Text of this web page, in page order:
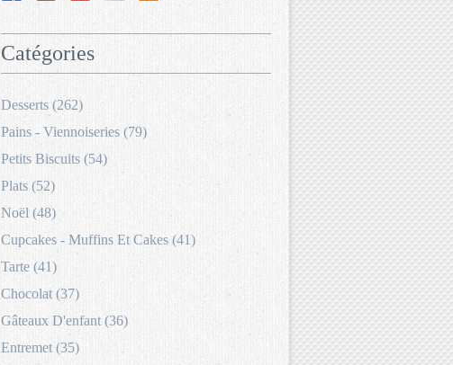
Catégories
Desserts (262)
Pains - Viennoiseries (79)
Petits Biscuits (54)
Plats (52)
Noël (48)
Cupcakes - Muffins Et Cakes (41)
Tarte (41)
Chocolat (37)
Gâteaux D'enfant (36)
Entremet (35)